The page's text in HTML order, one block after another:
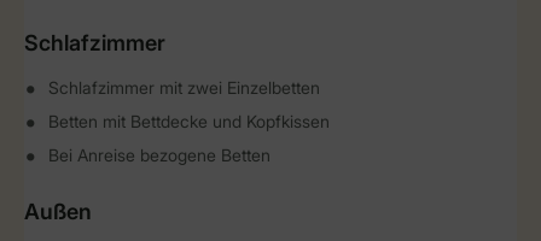
Schlafzimmer
Schlafzimmer mit zwei Einzelbetten
Betten mit Bettdecke und Kopfkissen
Bei Anreise bezogene Betten
Außen